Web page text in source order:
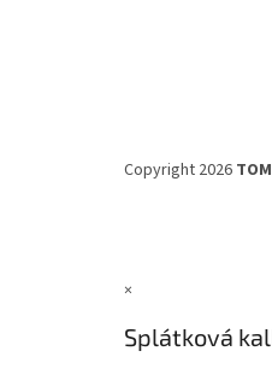
Copyright 2026
×
Splátková